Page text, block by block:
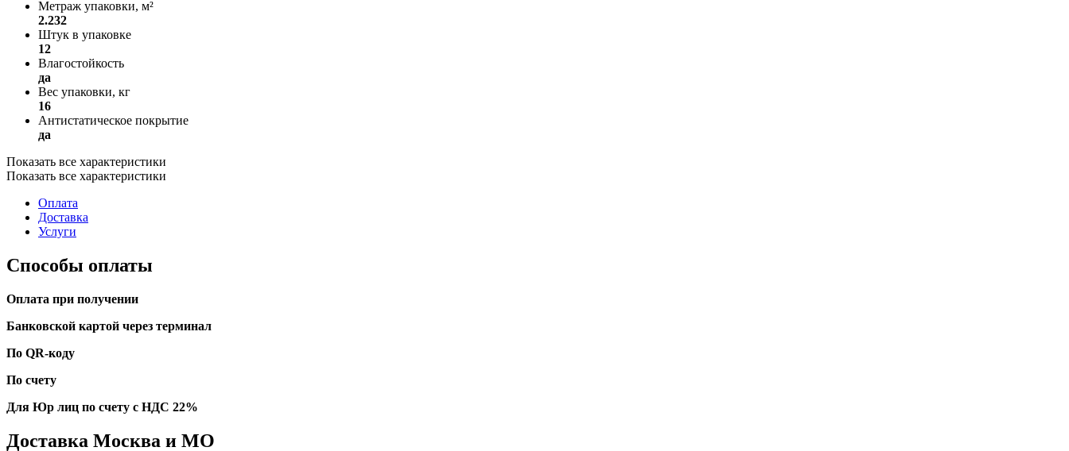
Метраж упаковки, м²
2.232
Штук в упаковке
12
Влагостойкость
да
Вес упаковки, кг
16
Антистатическое покрытие
да
Показать все характеристики
Показать все характеристики
Оплата
Доставка
Услуги
Способы оплаты
Оплата при получении
Банковской картой через терминал
По QR-коду
По счету
Для Юр лиц по счету с НДС 22%
Доставка Москва и МО